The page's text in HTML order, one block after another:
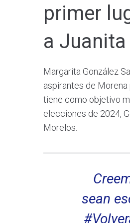
primer
a Juanita
Margarita González
aspirantes de
tiene como objetivo
elecciones de 2024,
Morelos.
sean